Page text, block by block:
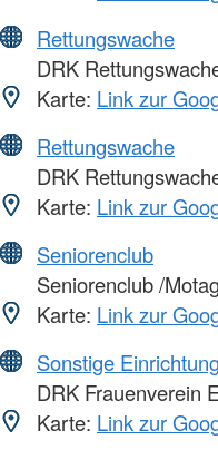
Rettungswache
DRK
Karte: Link zur
Rettungswache
DRK
Karte: Link zur
Seniorenclub
Seniorenclub /
Karte: Link zur
Sonstige
DRK Frauenverein
Karte: Link zur